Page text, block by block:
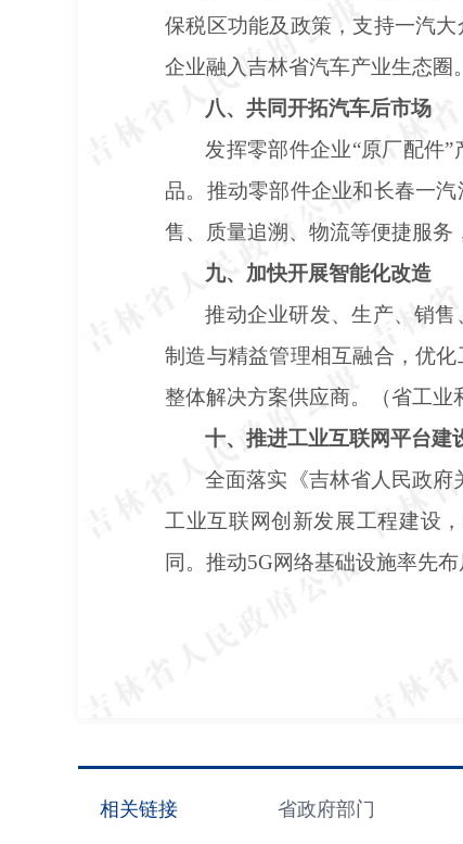
保税区功能及政策，支持一汽
企业融入吉林省汽车产业生态圈
八、共同开拓汽车后市场
发挥零部件企业“原厂配件
品。推动零部件企业和长春一
售、质量追溯、物流等便捷服务
九、加快开展智能化改造
推动企业研发、生产、销
制造与精益管理相互融合，优
整体解决方案供应商。（省工业
十、推进工业互联网平台建
全面落实《吉林省人民政府
工业互联网创新发展工程建设
同。推动5G网络基础设施率先
相关链接 省政府部门